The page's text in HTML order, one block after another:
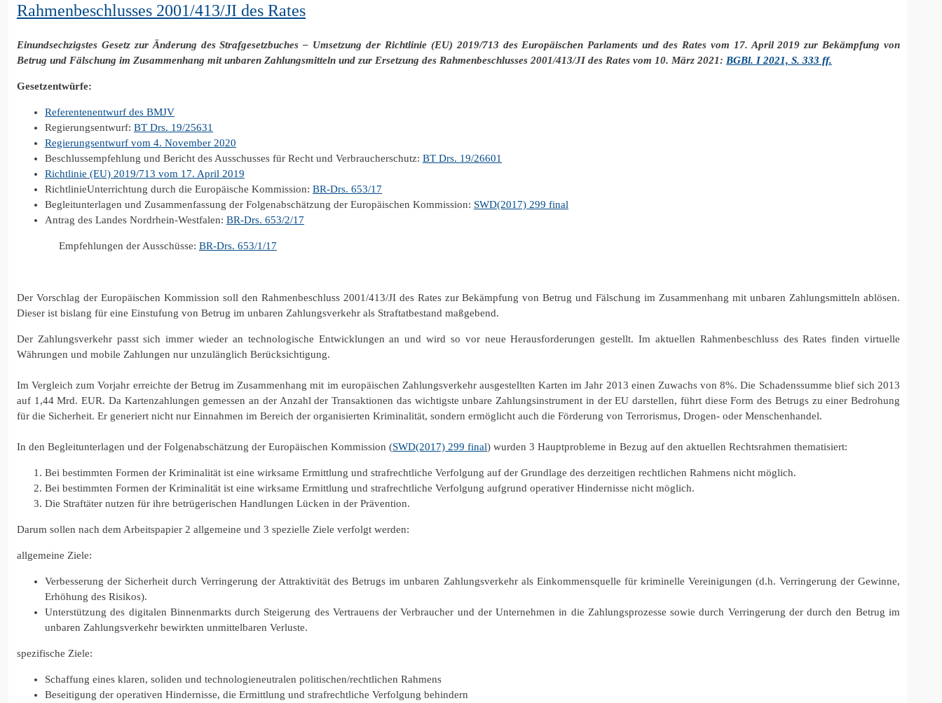
Rahmenbeschlusses 2001/413/JI des Rates
Einundsechzigstes Gesetz zur Änderung des Strafgesetzbuches – Umsetzung der Richtlinie (EU) 2019/713 des Europäischen Parlaments und des Rates vom 17. April 2019 zur Bekämpfung von
Betrug und Fälschung im Zusammenhang mit unbaren Zahlungsmitteln und zur Ersetzung des Rahmenbeschlusses 2001/413/JI des Rates vom 10. März 2021: BGBl. I 2021, S. 333 ff.
Gesetzentwürfe:
Referentenentwurf des BMJV
Regierungsentwurf: BT Drs. 19/25631
Regierungsentwurf vom 4. November 2020
Beschlussempfehlung und Bericht des Ausschusses für Recht und Verbraucherschutz: BT Drs. 19/26601
Richtlinie (EU) 2019/713 vom 17. April 2019
RichtlinieUnterrichtung durch die Europäische Kommission: BR-Drs. 653/17
Begleitunterlagen und Zusammenfassung der Folgenabschätzung der Europäischen Kommission: SWD(2017) 299 final
Antrag des Landes Nordrhein-Westfalen: BR-Drs. 653/2/17
Empfehlungen der Ausschüsse: BR-Drs. 653/1/17
Der Vorschlag der Europäischen Kommission soll den Rahmenbeschluss 2001/413/JI des Rates zur Bekämpfung von Betrug und Fälschung im Zusammenhang mit unbaren Zahlungsmitteln ablösen.
Dieser ist bislang für eine Einstufung von Betrug im unbaren Zahlungsverkehr als Straftatbestand maßgebend.
Der Zahlungsverkehr passt sich immer wieder an technologische Entwicklungen an und wird so vor neue Herausforderungen gestellt. Im aktuellen Rahmenbeschluss des Rates finden virtuelle
Währungen und mobile Zahlungen nur unzulänglich Berücksichtigung.
Im Vergleich zum Vorjahr erreichte der Betrug im Zusammenhang mit im europäischen Zahlungsverkehr ausgestellten Karten im Jahr 2013 einen Zuwachs von 8%. Die Schadenssumme blief sich 2013
auf 1,44 Mrd. EUR. Da Kartenzahlungen gemessen an der Anzahl der Transaktionen das wichtigste unbare Zahlungsinstrument in der EU darstellen, führt diese Form des Betrugs zu einer Bedrohung
für die Sicherheit. Er generiert nicht nur Einnahmen im Bereich der organisierten Kriminalität, sondern ermöglicht auch die Förderung von Terrorismus, Drogen- oder Menschenhandel.
In den Begleitunterlagen und der Folgenabschätzung der Europäischen Kommission (SWD(2017) 299 final) wurden 3 Hauptprobleme in Bezug auf den aktuellen Rechtsrahmen thematisiert:
Bei bestimmten Formen der Kriminalität ist eine wirksame Ermittlung und strafrechtliche Verfolgung auf der Grundlage des derzeitigen rechtlichen Rahmens nicht möglich.
Bei bestimmten Formen der Kriminalität ist eine wirksame Ermittlung und strafrechtliche Verfolgung aufgrund operativer Hindernisse nicht möglich.
Die Straftäter nutzen für ihre betrügerischen Handlungen Lücken in der Prävention.
Darum sollen nach dem Arbeitspapier 2 allgemeine und 3 spezielle Ziele verfolgt werden:
allgemeine Ziele:
Verbesserung der Sicherheit durch Verringerung der Attraktivität des Betrugs im unbaren Zahlungsverkehr als Einkommensquelle für kriminelle Vereinigungen (d.h. Verringerung der Gewinne,
Erhöhung des Risikos).
Unterstützung des digitalen Binnenmarkts durch Steigerung des Vertrauens der Verbraucher und der Unternehmen in die Zahlungsprozesse sowie durch Verringerung der durch den Betrug im
unbaren Zahlungsverkehr bewirkten unmittelbaren Verluste.
spezifische Ziele:
Schaffung eines klaren, soliden und technologieneutralen politischen/rechtlichen Rahmens
Beseitigung der operativen Hindernisse, die Ermittlung und strafrechtliche Verfolgung behindern